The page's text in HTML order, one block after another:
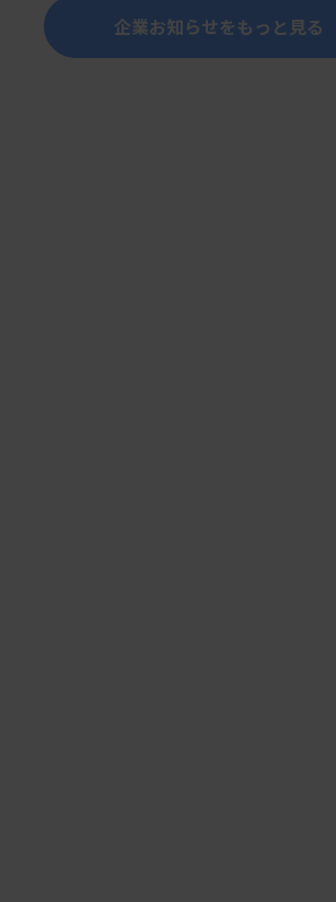
企業お知らせをもっと見る